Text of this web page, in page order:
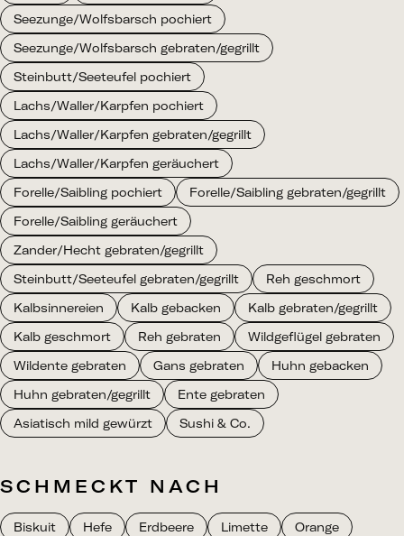
Seezunge/Wolfsbarsch pochiert
Seezunge/Wolfsbarsch gebraten/gegrillt
Steinbutt/Seeteufel pochiert
Lachs/Waller/Karpfen pochiert
Lachs/Waller/Karpfen gebraten/gegrillt
Lachs/Waller/Karpfen geräuchert
Forelle/Saibling pochiert
Forelle/Saibling gebraten/gegrillt
Forelle/Saibling geräuchert
Zander/Hecht gebraten/gegrillt
Steinbutt/Seeteufel gebraten/gegrillt
Reh geschmort
Kalbsinnereien
Kalb gebacken
Kalb gebraten/gegrillt
Kalb geschmort
Reh gebraten
Wildgeflügel gebraten
Wildente gebraten
Gans gebraten
Huhn gebacken
Huhn gebraten/gegrillt
Ente gebraten
Asiatisch mild gewürzt
Sushi & Co.
SCHMECKT NACH
Biskuit Hefe Erdbeere Limette
Orange